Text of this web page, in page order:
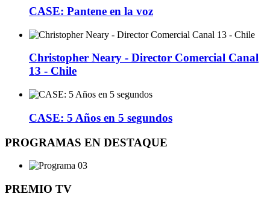
CASE: Pantene en la voz
Christopher Neary - Director Comercial Canal
13 - Chile
CASE: 5 Años en 5 segundos
PROGRAMAS EN DESTAQUE
PREMIO TV